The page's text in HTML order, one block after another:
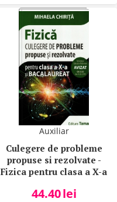
Auxiliar
Culegere de probleme
propuse si rezolvate -
Fizica pentru clasa a X-a
44.40lei